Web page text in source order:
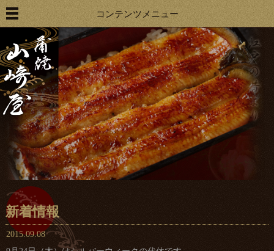
コンテンツメニュー
新着情報
2015.09.08